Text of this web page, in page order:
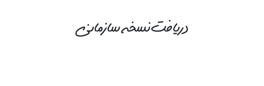
دریافت نسخه سازمانی